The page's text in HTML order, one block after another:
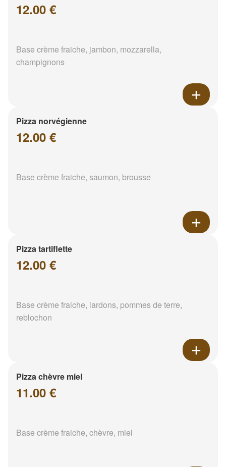
12.00 €
Base crème fraiche, jambon, mozzarella,
champignons
Pizza norvégienne
12.00 €
Base crème fraiche, saumon, brousse
Pizza tartiflette
12.00 €
Base crème fraiche, lardons, pommes de terre,
reblochon
Pizza chèvre miel
11.00 €
Base crème fraiche, chèvre, miel